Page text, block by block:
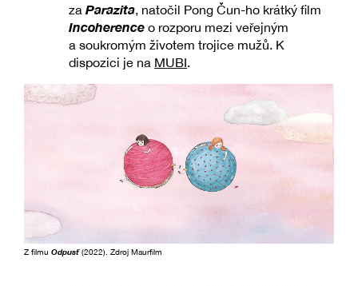
zaParazita, natočil Pong Čun-ho krátký film
Incoherenceo rozporu mezi veřejným
a soukromým životem trojice mužů. K
dispozici je na MUBI.
Z filmu Odpusť(2022). Zdroj Maurfilm